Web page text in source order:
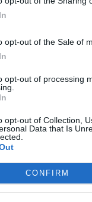
opt-out of the Sale of
opt-out of processing
opt-out of Collection,
Data that Is
CONFIRM
για τα